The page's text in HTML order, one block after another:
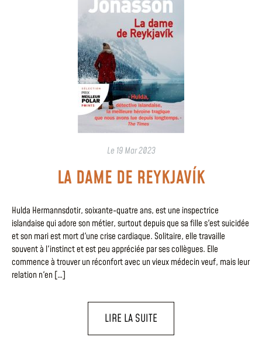
Le 19 Mar 2023
LA DAME DE REYKJAVÍK
Hulda Hermannsdotir, soixante-quatre ans, est une inspectrice
islandaise qui adore son métier, surtout depuis que sa fille s'est suicidée
et son mari est mort d'une crise cardiaque. Solitaire, elle travaille
souvent à l'instinct et est peu appréciée par ses collègues. Elle
commence à trouver un réconfort avec un vieux médecin veuf, mais leur
relation n'en […]
LIRE LA SUITE